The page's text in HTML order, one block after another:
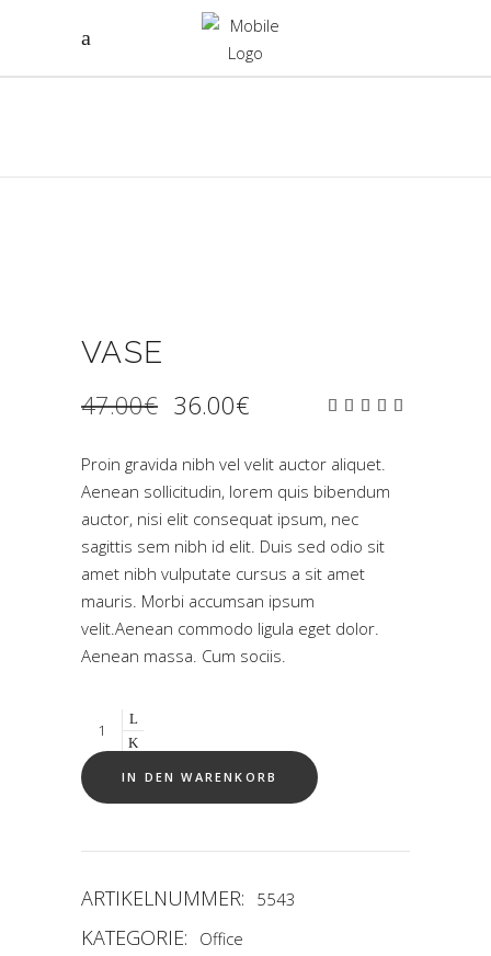
VASE
47.00€ Ursprünglicher
Preis
47.00€
36.00€ Aktueller
36.00€.
von
5,
basierend
Proin gravida nibh vel velit auctor aliquet.
Aenean sollicitudin, lorem quis bibendum
auctor, nisi elit consequat ipsum, nec
sagittis sem nibh id elit. Duis sed odio sit
amet nibh vulputate cursus a sit amet
mauris. Morbi accumsan ipsum
velit.Aenean commodo ligula eget dolor.
Aenean massa. Cum sociis.
Quantity
IN DEN WARENKORB
ARTIKELNUMMER: 5543
KATEGORIE: Office